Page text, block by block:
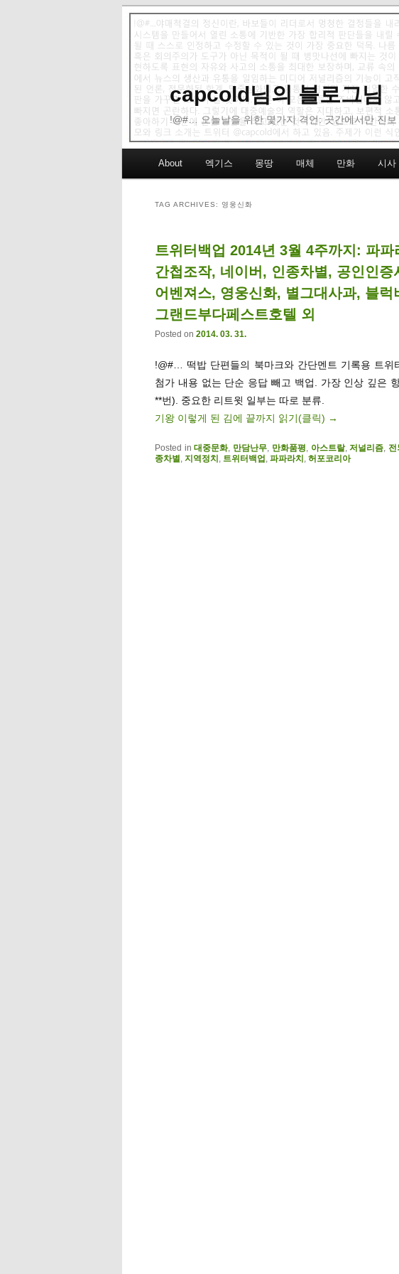
capcold님의 블로그님
!@#… 오늘날을 위한 몇가지 격언: 곳간에서만 진
Skip to primary content
Skip to secondary content
About 엑기스 몽땅 매체 만화 시사
TAG ARCHIVES: 영웅신화
트위터백업 2014년 3월 4주까지: 파
간첩조작, 네이버, 인종차별, 공인인증
어벤져스, 영웅신화, 별그대사과, 블럭
그랜드부다페스트호텔 외
Posted on 2014. 03. 31.
!@#… 떡밥 단편들의 북마크와 간단멘트 기록용 트위
첨가 내용 없는 단순 응답 빼고 백업. 가장 인상 깊은
**번). 중요한 리트윗 일부는 따로 분류.
기왕 이렇게 된 김에 끝까지 읽기(클릭) →
Posted in 대중문화, 만담난무, 만화품평, 아스트랄,저널리즘, 전
종차별, 지역정치 , 트위터백업 , 파파라치 , 허포코리아